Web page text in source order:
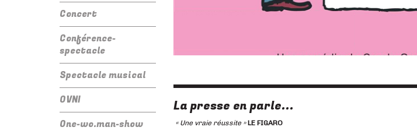
Concert
Conférence-
spectacle
Spectacle musical
OVNI
One-wo.man-show
La presse en parle...
« Une vraie réussite »LE FIGARO